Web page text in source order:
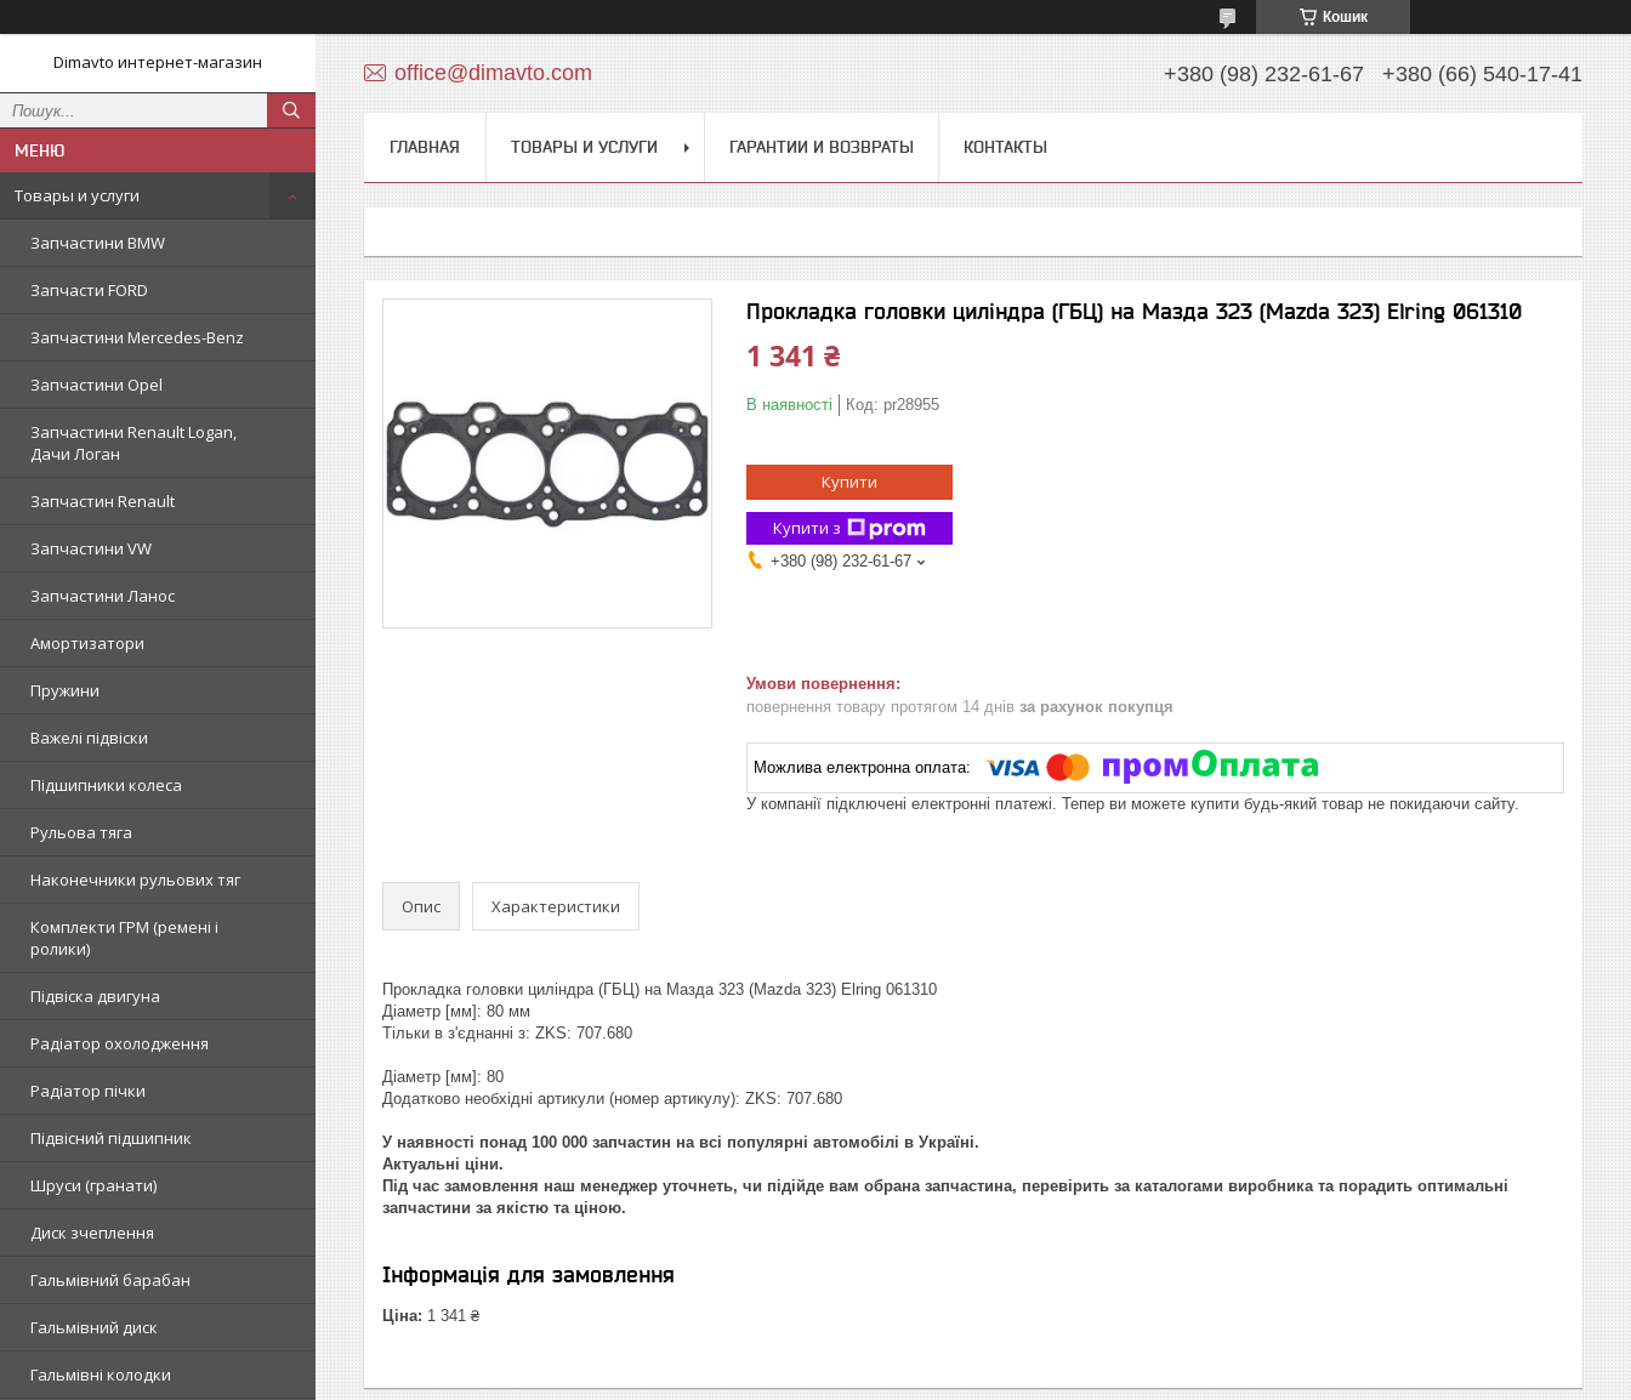
Кошик
Dimavto интернет-магазин
Товары и услуги
Запчастини BMW
Запчасти FORD
Запчастини Mercedes-Benz
Запчастини Opel
Запчастини Renault Logan,
Дачи Логан
Запчастин Renault
Запчастини VW
Запчастини Ланос
Амортизатори
Пружини
Важелі підвіски
Підшипники колеса
Рульова тяга
Наконечники рульових тяг
Комплекти ГРМ (ремені і
ролики)
Підвіска двигуна
Радіатор охолодження
Радіатор пічки
Підвісний підшипник
Шруси (гранати)
Диск зчеплення
Гальмівний барабан
Гальмівний диск
Гальмівні колодки
office@dimavto.com +380 (98) 232-61-67 +380 (66) 540-17-41
ГЛАВНАЯ ТОВАРЫ И УСЛУГИ ГАРАНТИИ И ВОЗВРАТЫ КОНТАКТЫ
Прокладка головки циліндра (ГБЦ) на Мазда 323 (Mazda 323) Elring 061310
1 341 ₴
В наявності Код: pr28955
Купити
Купити з
+380 (98) 232-61-67
повернення товару протягом 14 днів за рахунок покупця
У компанії підключені електронні платежі. Тепер ви можете купити будь-який товар не покидаючи сайту.
Опис Характеристики
Прокладка головки циліндра (ГБЦ) на Мазда 323 (Mazda 323) Elring 061310
Діаметр [мм]: 80 мм
Тільки в з'єднанні з: ZKS: 707.680
Діаметр [мм]: 80
Додатково необхідні артикули (номер артикулу): ZKS: 707.680
У наявності понад 100 000 запчастин на всі популярні автомобілі в Україні.
Актуальні ціни.
Під час замовлення наш менеджер уточнеть, чи підійде вам обрана запчастина, перевірить за каталогами виробника та порадить оптимальні
запчастини за якістю та ціною.
Інформація для замовлення
Ціна: 1 341 ₴